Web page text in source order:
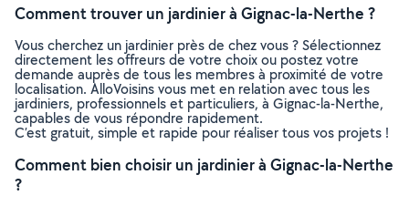
Comment trouver un jardinier à Gignac-la-Nerthe ?
Vous cherchez un jardinier près de chez vous ? Sélectionnez
directement les offreurs de votre choix ou postez votre
demande auprès de tous les membres à proximité de votre
localisation. AlloVoisins vous met en relation avec tous les
jardiniers, professionnels et particuliers, à Gignac-la-Nerthe,
capables de vous répondre rapidement.
C’est gratuit, simple et rapide pour réaliser tous vos projets !
Comment bien choisir un jardinier à Gignac-la-Nerthe
?